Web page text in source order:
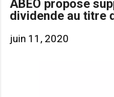
ABEO propose
dividende au titre
juin 11, 2020